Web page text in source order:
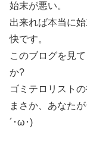
始末が悪い。
出来れば本当に
快です。
このブログを見
か?
ゴミテロリスト
まさか、あなた
´･ω･)